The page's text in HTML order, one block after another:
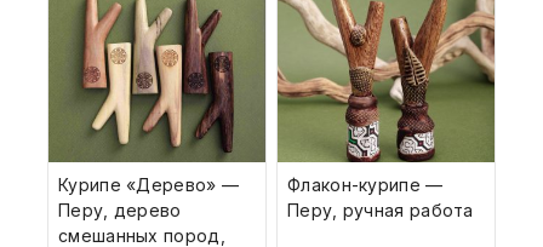
Курипе «Дерево» —
Перу, дерево
смешанных пород,
Флакон-курипе —
Перу, ручная работа